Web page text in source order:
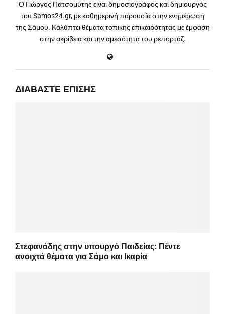
Ο Γιώργος Πατσομύτης είναι δημοσιογράφος και δημιουργός
του Samos24.gr, με καθημερινή παρουσία στην ενημέρωση
της Σάμου. Καλύπτει θέματα τοπικής επικαιρότητας με έμφαση
στην ακρίβεια και την αμεσότητα του ρεπορτάζ.
ΔΙΑΒΆΣΤΕ ΕΠΊΣΗΣ
Στεφανάδης στην υπουργό Παιδείας: Πέντε
ανοιχτά θέματα για Σάμο και Ικαρία